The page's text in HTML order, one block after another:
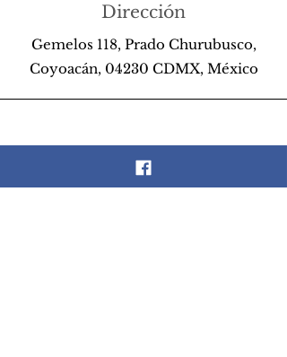
Dirección
Gemelos 118, Prado Churubusco,
Coyoacán, 04230 CDMX, México
Teléfono
55 26 89 13 14